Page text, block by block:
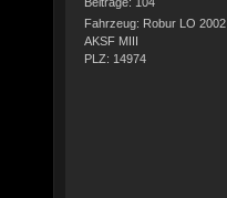
Fahrzeug: Robur LO 2002
AKSF MIII
PLZ: 14974